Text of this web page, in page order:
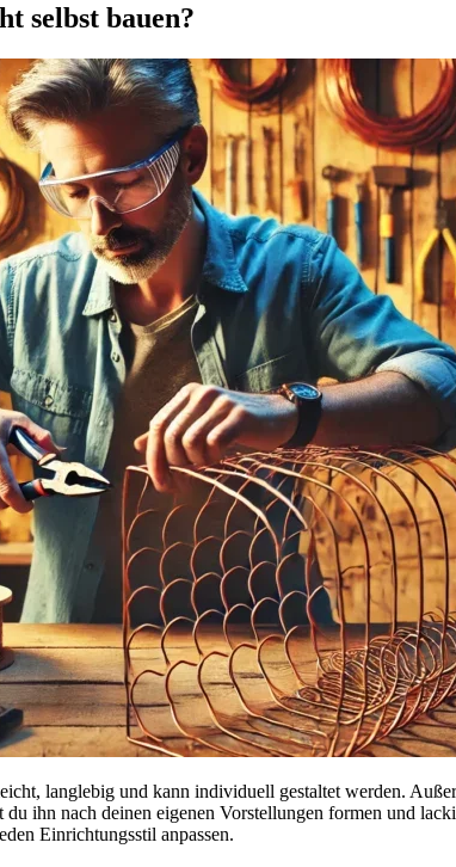
selbst bauen?
langlebig und kann individuell gestaltet werden.
ihn nach deinen eigenen Vorstellungen formen und
Einrichtungsstil anpassen.